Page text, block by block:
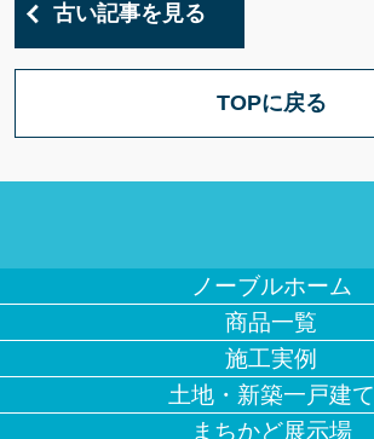
古い記事を見る
TOPに戻る
ノーブルホーム
商品一覧
施工実例
土地・新築一戸建て
まちかど展示場